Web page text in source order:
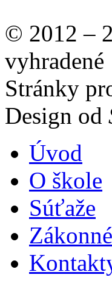
© 2012 –
vyhradené
Stránky
Design od
Úvod
O škole
Súťaže